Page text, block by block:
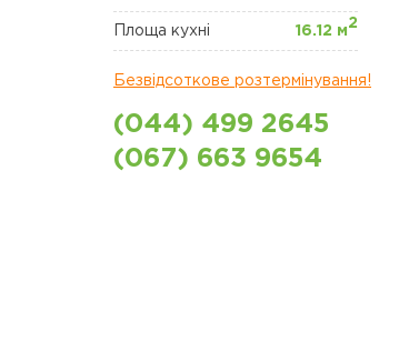
Площа кухні 16.12 м
2
Безвідсоткове розтермінування!
(044) 499 2645
(067) 663 9654